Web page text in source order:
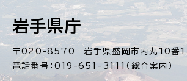
岩手県庁
〒020-8570 岩手県盛岡市内丸10番1
電話番号：019-651-3111（総合案内）